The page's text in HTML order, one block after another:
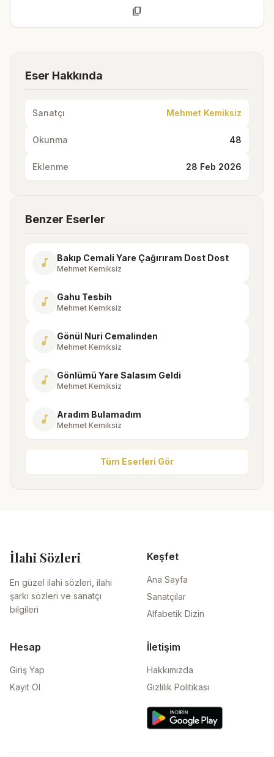
content_copy
Eser Hakkında
Sanatçı Mehmet Kemiksiz
Okunma 48
Eklenme 28 Feb 2026
Benzer Eserler
music_note Bakıp Cemali Yare Çağırıram Dost Dost
Mehmet Kemiksiz
music_note Gahu Tesbih
Mehmet Kemiksiz
music_note Gönül Nuri Cemalinden
Mehmet Kemiksiz
music_note Gönlümü Yare Salasım Geldi
Mehmet Kemiksiz
music_note Aradım Bulamadım
Mehmet Kemiksiz
Tüm Eserleri Gör
İlahi Sözleri
En güzel ilahi sözleri, ilahi
şarkı sözleri ve sanatçı
bilgileri
Keşfet
Ana Sayfa
Sanatçılar
Alfabetik Dizin
Hesap
Giriş Yap
Kayıt Ol
İletişim
Hakkımızda
Gizlilik Politikası